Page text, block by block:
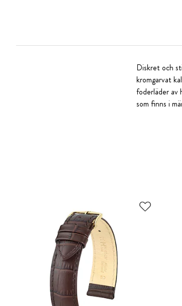
Diskret och
kromgarvat
foderläder av
som finns i